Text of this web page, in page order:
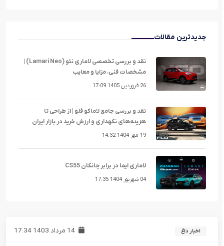
جدیدترین مقالات
نقد و بررسی تخصصی لاماری نئو (Lamari Neo) |
مشخصات فنی، مزایا و معایب
26 فروردین 1405 17:09
نقد و بررسی جامع لاماکو فلو | از طراحی تا
هزینه‌های نگهداری و ارزش خرید در بازار ایران
19 مهر 1404 14:32
لاماری ایما در برابر چانگان CS55
04 شهریور 1404 17:35
اخبار داغ